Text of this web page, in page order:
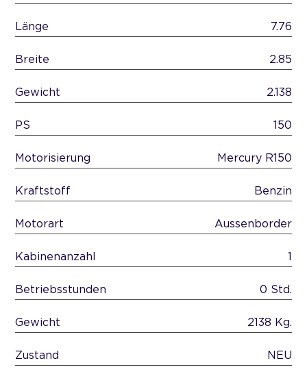
Länge 7.76
Breite 2.85
Gewicht 2.138
PS 150
Motorisierung Mercury R150
Kraftstoff Benzin
Motorart Aussenborder
Kabinenanzahl
Betriebsstunden 0 Std.
Gewicht 2138 Kg.
Zustand NEU